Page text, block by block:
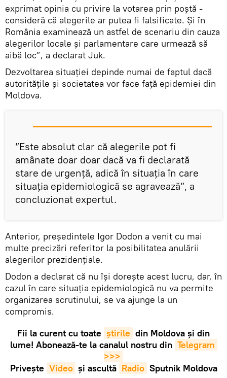
exprimat opinia cu privire la votarea prin poștă -
consideră că alegerile ar putea fi falsificate. Și în
România examinează un astfel de scenariu din cauza
alegerilor locale și parlamentare care urmează să
aibă loc”, a declarat Juk.
Dezvoltarea situației depinde numai de faptul dacă
autoritățile și societatea vor face față epidemiei din
Moldova.
”Este absolut clar că alegerile pot fi
amânate doar doar dacă va fi declarată
stare de urgență, adică în situația în care
situația epidemiologică se agravează”, a
concluzionat expertul.
Anterior, președintele Igor Dodon a venit cu mai
multe precizări referitor la posibilitatea anulării
alegerilor prezidențiale.
Dodon a declarat că nu își dorește acest lucru, dar, în
cazul în care situația epidemiologică nu va permite
organizarea scrutinului, se va ajunge la un
compromis.
Fii la curent cu toate știrile din Moldova și din
lume! Abonează-te la canalul nostru din Telegram
>>>
Privește Video și ascultă Radio Sputnik Moldova